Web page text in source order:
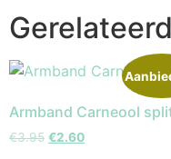
Armband Carneool
€3.95 €2.60